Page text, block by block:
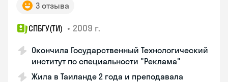
3 отзыва
СПБГУ(ТИ) • 2009 г.
Окончила Государственный Технологический
институт по специальности "Реклама"
Жила в Таиланде 2 года и преподавала